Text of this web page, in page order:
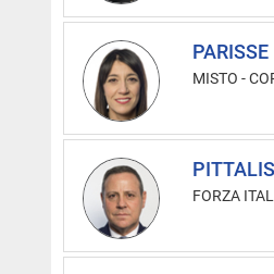
MISTO -
FORZA